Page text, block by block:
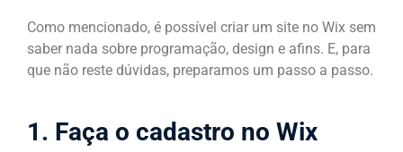
Como mencionado, é possível criar um site no Wix sem
saber nada sobre programação, design e afins. E, para
que não reste dúvidas, preparamos um passo a passo.
1. Faça o cadastro no Wix